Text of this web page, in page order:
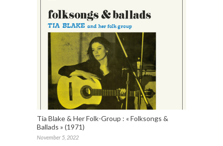
Tia Blake & Her Folk-Group : « Folksongs &
Ballads » (1971)
November 5, 2022